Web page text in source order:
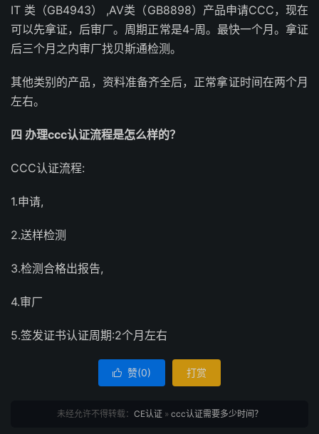
IT 类（GB4943） ,AV类（GB8898）产品申请CCC，现在
可以先拿证，后审厂。周期正常是4-周。最快一个月。拿证
后三个月之内审厂找贝斯通检测。
其他类别的产品，资料准备齐全后，正常拿证时间在两个月
左右。
四 办理ccc认证流程是怎么样的？
CCC认证流程:
1.申请,
2.送样检测
3.检测合格出报告,
4.审厂
5.签发证书认证周期:2个月左右
 赞(0) 打赏
未经允许不得转载： CE认证» ccc认证需要多少时间？